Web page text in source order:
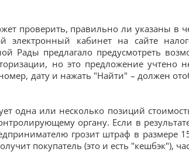
проверить, правильно ли указаны в
электронный кабинет на сайте
Рады предлагало предусмотреть
но это предложение учтено
дату и нажать "Найти" – должен
одна или несколько позиций
органу. Если в
грозит штраф в размере
покупатель (это и есть "кешбэк"),